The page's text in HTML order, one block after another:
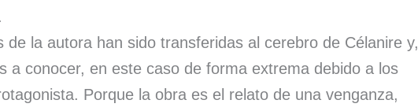
de la autora han sido transferidas al cerebro de Célanire y,
a conocer, en este caso de forma extrema debido a los
Porque la obra es el relato de una venganza,